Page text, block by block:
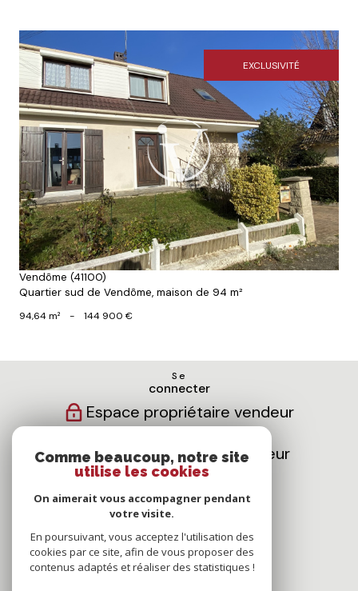
EXCLUSIVITÉ
Voir le bien
Vendôme (41100)
Quartier sud de Vendôme, maison de 94 m²
94,64 m² - 144 900 €
Se
connecter
Espace propriétaire vendeur
Espace propriétaire bailleur
Nous
suivre
Nous
Comme beaucoup, notre site
utilise les cookies
On aimerait vous accompagner pendant
votre visite.
En poursuivant, vous acceptez l'utilisation des
cookies par ce site, afin de vous proposer des
contenus adaptés et réaliser des statistiques !